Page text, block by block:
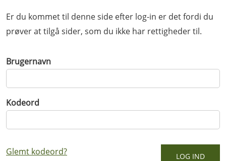
Er du kommet til denne side efter log-in er det fordi du
prøver at tilgå sider, som du ikke har rettigheder til.
Brugernavn
Kodeord
Glemt kodeord?